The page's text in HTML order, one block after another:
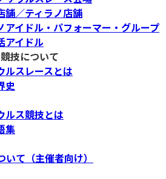
舗／ティラノ店舗
アイドル・パフォーマー・グループ
アイドル
技について
ルスレースとは
史
ルス競技とは
集
て（主催者向け）